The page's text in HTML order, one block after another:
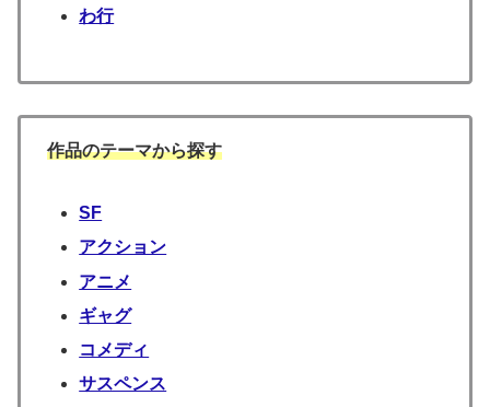
わ行
作品のテーマから探す
SF
アクション
アニメ
ギャグ
コメディ
サスペンス